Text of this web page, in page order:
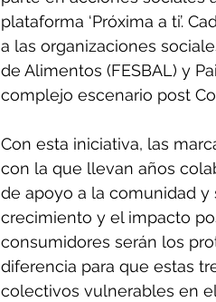
plataforma ‘Próxima a ti’.
a las organizaciones
de Alimentos (FESBAL) y
complejo escenario post
Con esta iniciativa, las
con la que llevan años
de apoyo a la comunidad
crecimiento y el impacto
consumidores serán los
diferencia para que estas
colectivos vulnerables en